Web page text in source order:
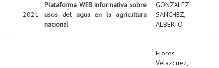
2021
Plataforma WEB informativa sobre
usos del agua en la agricultura
nacional
GONZALEZ
SANCHEZ,
ALBERTO
Flores
Velazquez,